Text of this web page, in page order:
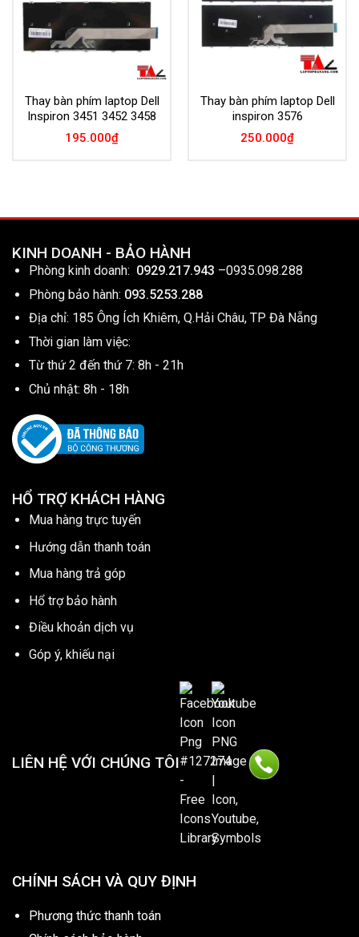
Thay bàn phím laptop Dell
Inspiron 3451 3452 3458
195.000₫
Thay bàn phím laptop Dell
inspiron 3576
250.000₫
KINH DOANH - BẢO HÀNH
Phòng kinh doanh: 0929.217.943 –0935.098.288
Phòng bảo hành: 093.5253.288
Địa chỉ: 185 Ông Ích Khiêm, Q.Hải Châu, TP Đà Nẵng
Thời gian làm việc:
Từ thứ 2 đến thứ 7: 8h - 21h
Chủ nhật: 8h - 18h
HỔ TRỢ KHÁCH HÀNG
Mua hàng trực tuyến
Hướng dẫn thanh toán
Mua hàng trả góp
Hổ trợ bảo hành
Điều khoản dịch vụ
Góp ý, khiếu nại
LIÊN HỆ VỚI CHÚNG TÔI
CHÍNH SÁCH VÀ QUY ĐỊNH
Phương thức thanh toán